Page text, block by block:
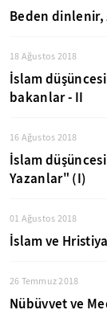
Beden dinlenir,
18 Ağustos 2018
İslam
bakanlar - II
16 Ağustos 2018
İslam
Yazanlar" (I)
01 Ağustos 2018
İslam ve
26 Temmuz 2018
Nübüvvet ve